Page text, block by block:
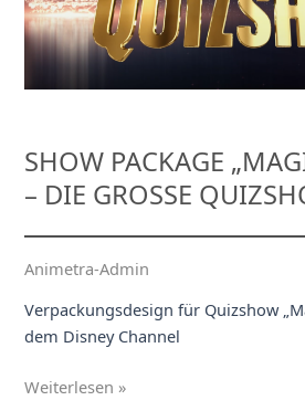
SHOW PACKAGE
– DIE GROSSE
Animetra-Admin
Verpackungsdesign für Quizshow
dem Disney Channel
Show
Weiterlesen »